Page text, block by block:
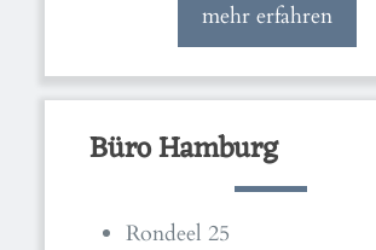
mehr erfahren
Büro Hamburg
Rondeel 25